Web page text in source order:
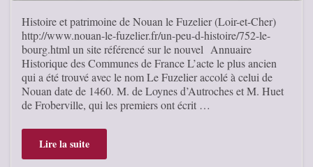
Histoire et patrimoine de Nouan le Fuzelier (Loir-et-Cher)
http://www.nouan-le-fuzelier.fr/un-peu-d-histoire/752-le-
bourg.html un site référencé sur le nouvel Annuaire
Historique des Communes de France L’acte le plus ancien
qui a été trouvé avec le nom Le Fuzelier accolé à celui de
Nouan date de 1460. M. de Loynes d’Autroches et M. Huet
de Froberville, qui les premiers ont écrit …
Lire la suite